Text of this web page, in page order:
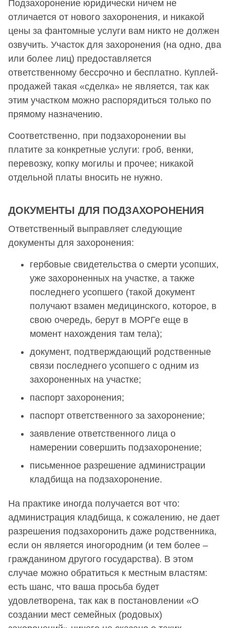
Подзахоронение юридически ничем не
отличается от нового захоронения, и никакой
цены за фантомные услуги вам никто не должен
озвучить. Участок для захоронения (на одно, два
или более лиц) предоставляется
ответственному бессрочно и бесплатно. Куплей-
продажей такая «сделка» не является, так как
этим участком можно распорядиться только по
прямому назначению.
Соответственно, при подзахоронении вы
платите за конкретные услуги: гроб, венки,
перевозку, копку могилы и прочее; никакой
отдельной платы вносить не нужно.
ДОКУМЕНТЫ ДЛЯ ПОДЗАХОРОНЕНИЯ
Ответственный выправляет следующие
документы для захоронения:
гербовые свидетельства о смерти усопших,
уже захороненных на участке, а также
последнего усопшего (такой документ
получают взамен медицинского, которое, в
свою очередь, берут в МОРГе еще в
момент нахождения там тела);
документ, подтверждающий родственные
связи последнего усопшего с одним из
захороненных на участке;
паспорт захоронения;
паспорт ответственного за захоронение;
заявление ответственного лица о
намерении совершить подзахоронение;
письменное разрешение администрации
кладбища на подзахоронение.
На практике иногда получается вот что:
администрация кладбища, к сожалению, не дает
разрешения подзахоронить даже родственника,
если он является иногородним (и тем более –
гражданином другого государства). В этом
случае можно обратиться к местным властям:
есть шанс, что ваша просьба будет
удовлетворена, так как в постановлении «О
создании мест семейных (родовых)